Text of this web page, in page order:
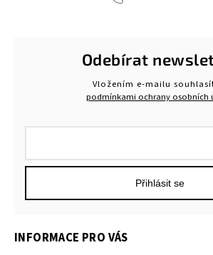
INFORMACE PRO VÁS
Odebírat
Vložením e-mailu
podmínkami ochrany osobních
Přihlásit se